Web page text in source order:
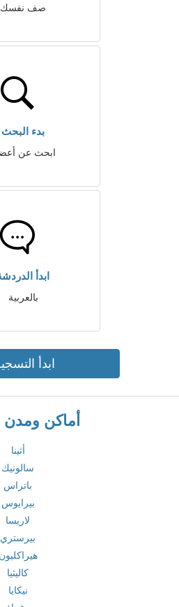
صف نفسك
بدء البحث
ابحث عن
ابدأ
بالعربية
ابدأ
أماكن
أثينا
سالونيك
باتراس
بيرايوس
لاريسا
بيرستري
هيراكليون
كاليثيا
نيكايا